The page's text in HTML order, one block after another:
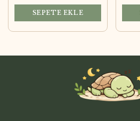
SEPETE EKLE